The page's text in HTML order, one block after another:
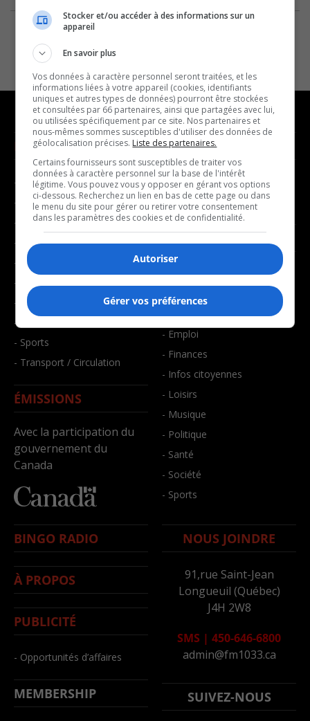
NOUVELLES
- Affaires municipales
- Communauté / Social
- Culture
- Économie
- Éducation
- Environnement
- Faits divers
- Santé et bien-être
- Sports
- Transport / Circulation
ÉMISSIONS
Avec la participation du
gouvernement du
Canada
MUSIQUE
- Décompte franco
- Joué récemment
BALADOS
- Affaires
- Art de vivre
- Bien-être
- Emploi
- Finances
- Infos citoyennes
- Loisirs
- Musique
- Politique
- Santé
- Société
- Sports
BINGO RADIO
À PROPOS
PUBLICITÉ
- Opportunités d’affaires
MEMBERSHIP
NOUS JOINDRE
91,rue Saint-Jean
Longueuil (Québec)
J4H 2W8
SMS | 450-646-6800
admin@fm1033.ca
SUIVEZ-NOUS
Stocker et/ou accéder à des informations sur un
appareil
En savoir plus
Vos données à caractère personnel seront traitées, et les
informations liées à votre appareil (cookies, identifiants
uniques et autres types de données) pourront être stockées
et consultées par 66 partenaires, ainsi que partagées avec lui,
ou utilisées spécifiquement par ce site. Nos partenaires et
nous-mêmes sommes susceptibles d'utiliser des données de
géolocalisation précises. Liste des partenaires.
Certains fournisseurs sont susceptibles de traiter vos
données à caractère personnel sur la base de l'intérêt
légitime. Vous pouvez vous y opposer en gérant vos options
ci-dessous. Recherchez un lien en bas de cette page ou dans
le menu du site pour gérer ou retirer votre consentement
dans les paramètres des cookies et de confidentialité.
Autoriser
Gérer vos préférences